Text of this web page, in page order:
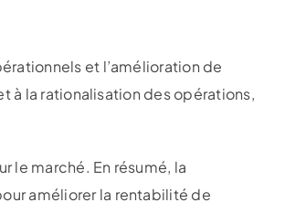
et l’amélioration de
à la rationalisation des opérations,
le marché. En résumé, la
améliorer la rentabilité de